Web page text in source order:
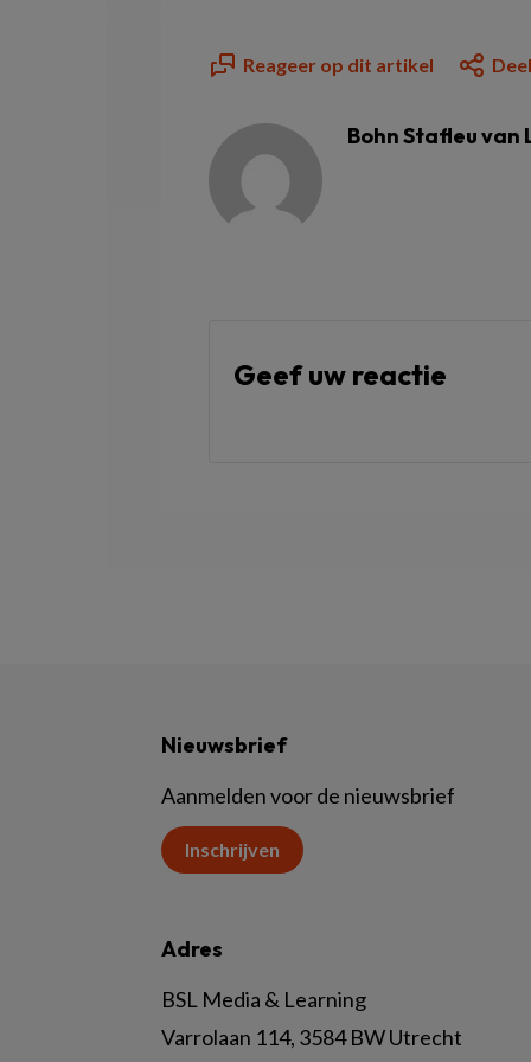
Reageer op dit artikel
Bohn Stafleu van
Geef uw reactie
Nieuwsbrief
Aanmelden voor de nieuwsbrief
Inschrijven
Adres
BSL Media & Learning
Varrolaan 114, 3584 BW Utrecht